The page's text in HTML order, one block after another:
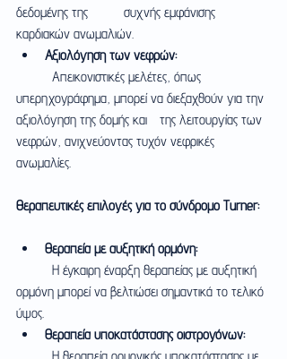
δεδομένης της 	συχνής εμφάνισης
καρδιακών ανωμαλιών.
Αξιολόγηση των νεφρών:
υπερηχογράφημα, μπορεί να διεξαχθούν για την
αξιολόγηση της δομής και 	της λειτουργίας των
νεφρών, ανιχνεύοντας τυχόν νεφρικές
ανωμαλίες.
Θεραπευτικές επιλογές για το σύνδρομο Turner:
Θεραπεία με αυξητική ορμόνη:
ορμόνη μπορεί να βελτιώσει σημαντικά το τελικό
ύψος.
Θεραπεία υποκατάστασης οιστρογόνων: